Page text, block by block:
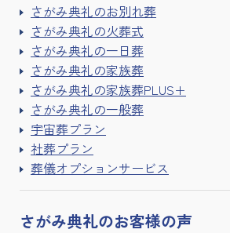
さがみ典礼のお別れ葬
さがみ典礼の火葬式
さがみ典礼の一日葬
さがみ典礼の家族葬
さがみ典礼の家族葬PLUS+
さがみ典礼の一般葬
宇宙葬プラン
社葬プラン
葬儀オプションサービス
さがみ典礼のお客様の声